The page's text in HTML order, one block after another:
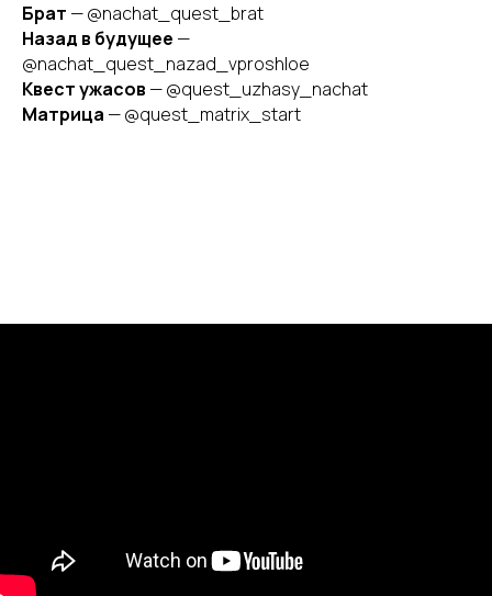
Брат — @nachat_quest_brat
Назад в будущее —
@nachat_quest_nazad_vproshloe
Квест ужасов — @quest_uzhasy_nachat
Матрица — @quest_matrix_start